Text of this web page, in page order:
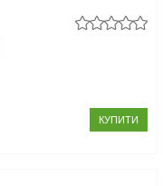
КУПИТИ